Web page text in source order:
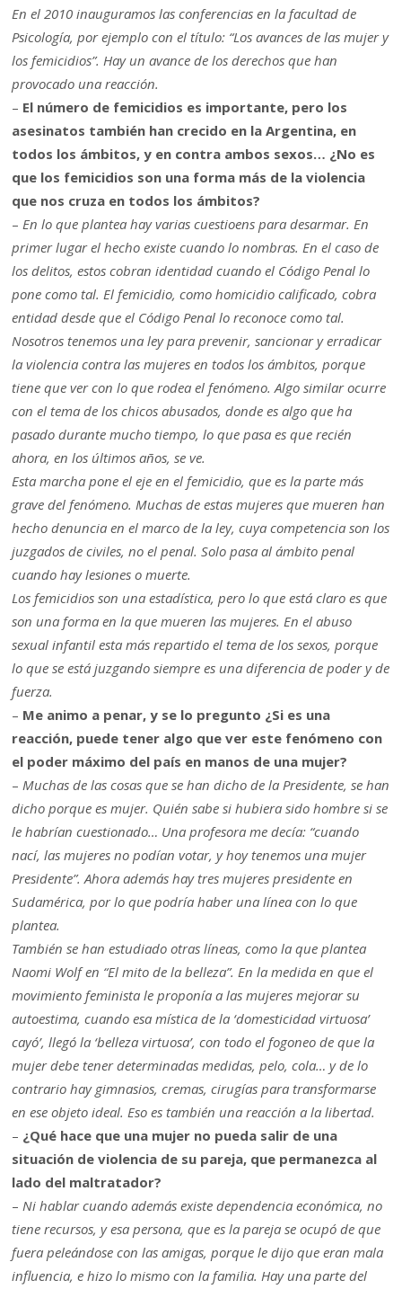
En el 2010 inauguramos las conferencias en la facultad de
Psicología, por ejemplo con el título: “Los avances de las mujer y
los femicidios”. Hay un avance de los derechos que han
provocado una reacción.
– El número de femicidios es importante, pero los
asesinatos también han crecido en la Argentina, en
todos los ámbitos, y en contra ambos sexos… ¿No es
que los femicidios son una forma más de la violencia
que nos cruza en todos los ámbitos?
– En lo que plantea hay varias cuestioens para desarmar. En
primer lugar el hecho existe cuando lo nombras. En el caso de
los delitos, estos cobran identidad cuando el Código Penal lo
pone como tal. El femicidio, como homicidio calificado, cobra
entidad desde que el Código Penal lo reconoce como tal.
Nosotros tenemos una ley para prevenir, sancionar y erradicar
la violencia contra las mujeres en todos los ámbitos, porque
tiene que ver con lo que rodea el fenómeno. Algo similar ocurre
con el tema de los chicos abusados, donde es algo que ha
pasado durante mucho tiempo, lo que pasa es que recién
ahora, en los últimos años, se ve.
Esta marcha pone el eje en el femicidio, que es la parte más
grave del fenómeno. Muchas de estas mujeres que mueren han
hecho denuncia en el marco de la ley, cuya competencia son los
juzgados de civiles, no el penal. Solo pasa al ámbito penal
cuando hay lesiones o muerte.
Los femicidios son una estadística, pero lo que está claro es que
son una forma en la que mueren las mujeres. En el abuso
sexual infantil esta más repartido el tema de los sexos, porque
lo que se está juzgando siempre es una diferencia de poder y de
fuerza.
– Me animo a penar, y se lo pregunto ¿Si es una
reacción, puede tener algo que ver este fenómeno con
el poder máximo del país en manos de una mujer?
– Muchas de las cosas que se han dicho de la Presidente, se han
dicho porque es mujer. Quién sabe si hubiera sido hombre si se
le habrían cuestionado… Una profesora me decía: “cuando
nací, las mujeres no podían votar, y hoy tenemos una mujer
Presidente”. Ahora además hay tres mujeres presidente en
Sudamérica, por lo que podría haber una línea con lo que
plantea.
También se han estudiado otras líneas, como la que plantea
Naomi Wolf en “El mito de la belleza”. En la medida en que el
movimiento feminista le proponía a las mujeres mejorar su
autoestima, cuando esa mística de la ‘domesticidad virtuosa’
cayó’, llegó la ‘belleza virtuosa’, con todo el fogoneo de que la
mujer debe tener determinadas medidas, pelo, cola… y de lo
contrario hay gimnasios, cremas, cirugías para transformarse
en ese objeto ideal. Eso es también una reacción a la libertad.
– ¿Qué hace que una mujer no pueda salir de una
situación de violencia de su pareja, que permanezca al
lado del maltratador?
– Ni hablar cuando además existe dependencia económica, no
tiene recursos, y esa persona, que es la pareja se ocupó de que
fuera peleándose con las amigas, porque le dijo que eran mala
influencia, e hizo lo mismo con la familia. Hay una parte del